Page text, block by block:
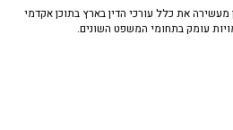
את כלל עורכי הדין בארץ בתוכן אקדמי
עומק בתחומי המשפט השונים.